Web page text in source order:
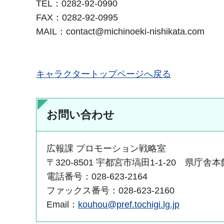
TEL：0282-92-0990
FAX：0282-92-0995
MAIL：contact@michinoeki-nishikata.com
キャラクタートップページへ戻る
お問い合わせ
広報課 プロモーション戦略室
〒320-8501 宇都宮市塙田1-1-20 県庁舎本
電話番号：028-623-2164
ファックス番号：028-623-2160
Email： kouhou@pref.tochigi.lg.jp